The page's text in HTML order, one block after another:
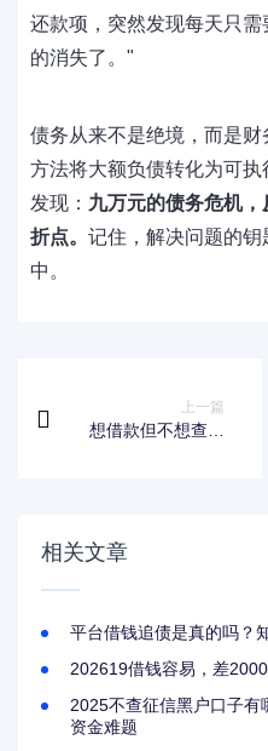
还款项，突然发现每天只
的消失了。"
债务从来不是绝境，而是
方法将大额负债转化为可
发现： 九万元的债务危机
折点。 记住，解决问题的
中。
上一篇
想借款但不想查征
相关文章
平台借钱追债是真的吗？
202619借钱容易，差
2025不查征信黑户口子
资金难题